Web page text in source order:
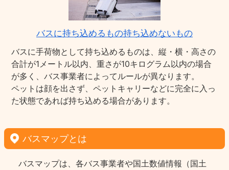
バスに持ち込めるもの持ち込めないもの
バスに手荷物として持ち込めるものは、縦・横・高さの
合計が1メートル以内、重さが10キログラム以内の場合
が多く、バス事業者によってルールが異なります。
ペットは顔を出さず、ペットキャリーなどに完全に入っ
た状態であれば持ち込める場合があります。
バスマップとは
バスマップは、各バス事業者や国土数値情報（国土